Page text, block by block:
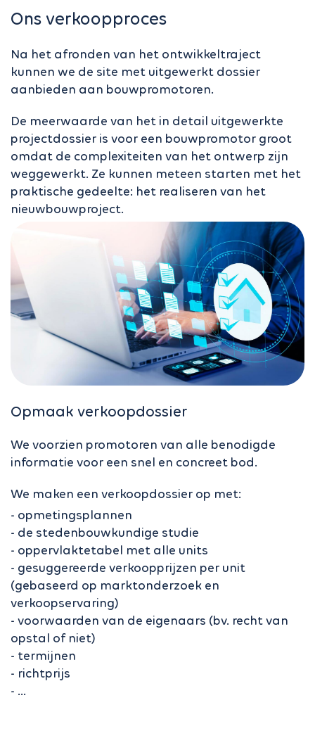
Ons verkoopproces
Na het afronden van het ontwikkeltraject
kunnen we de site met uitgewerkt dossier
aanbieden aan bouwpromotoren.
De meerwaarde van het in detail uitgewerkte
projectdossier is voor een bouwpromotor groot
omdat de complexiteiten van het ontwerp zijn
weggewerkt. Ze kunnen meteen starten met het
praktische gedeelte: het realiseren van het
nieuwbouwproject.
Opmaak verkoopdossier
We voorzien promotoren van alle benodigde
informatie voor een snel en concreet bod.
We maken een verkoopdossier op met:
- opmetingsplannen
- de stedenbouwkundige studie
- oppervlaktetabel met alle units
- gesuggereerde verkoopprijzen per unit
(gebaseerd op marktonderzoek en
verkoopservaring)
- voorwaarden van de eigenaars (bv. recht van
opstal of niet)
- termijnen
- richtprijs
- ...